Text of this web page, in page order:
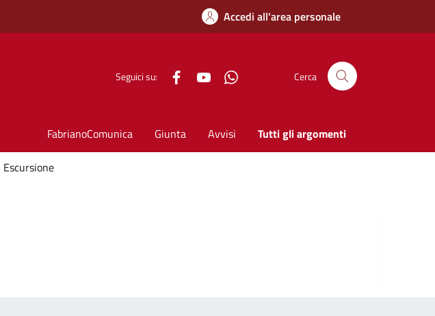
Accedi all'area personale
Seguici su: FacebookYouTube Cerca
FabrianoComunica Giunta Avvisi Tutti gli argomenti
Escursione